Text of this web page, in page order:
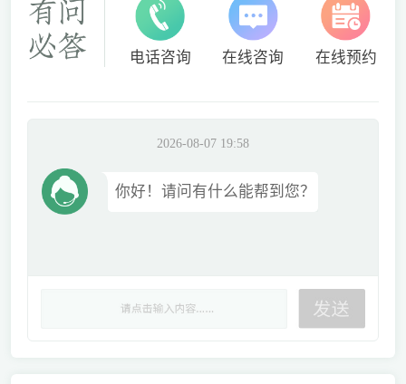
电话咨询 在线咨询 在线预约
2026-08-07 19:58
你好！请问有什么能帮到您？